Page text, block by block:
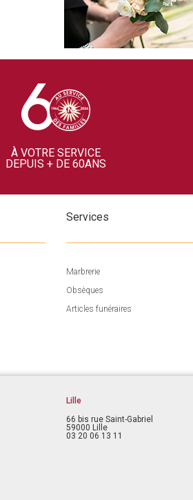
À VOTRE SERVICE
DEPUIS + DE 60ANS
Services
Marbrerie
Obsèques
Articles funéraires
Lille
66 bis rue Saint-Gabriel
59000 Lille
03 20 06 13 11